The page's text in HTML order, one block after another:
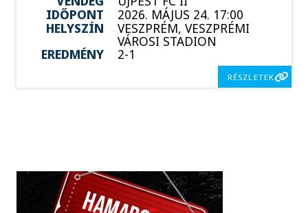
IDŐPONT
2026. MÁJUS 24. 17:00
HELYSZÍN
VESZPRÉM, VESZPRÉMI
VÁROSI STADION
EREDMÉNY
2-1
RÉSZLETEK